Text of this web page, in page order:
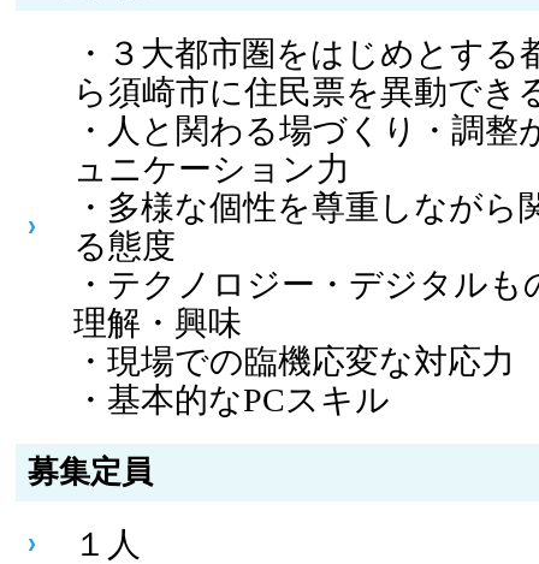
・３大都市圏をはじめとする
ら須崎市に住民票を異動でき
・人と関わる場づくり・調整
ュニケーション力
・多様な個性を尊重しながら
る態度
・テクノロジー・デジタル
理解・興味
・現場での臨機応変な対応力
・基本的なPCスキル
募集定員
１人